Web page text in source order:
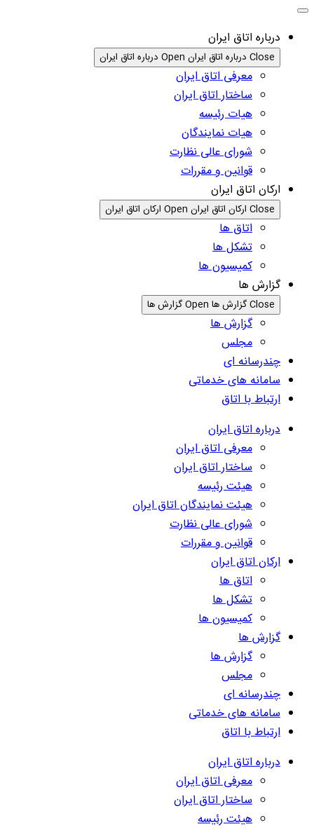
درباره اتاق ایران
Close درباره اتاق ایران Open درباره اتاق ایران
معرفی اتاق ایران
ساختار اتاق ایران
هیات رئیسه
هیات نمایندگان
شورای عالی نظارت
قوانین و مقررات
ارکان اتاق ایران
Close ارکان اتاق ایران Open ارکان اتاق ایران
اتاق ها
تشکل ها
کمیسیون ها
گزارش ها
Close گزارش ها Open گزارش ها
گزارش ها
مجلس
چندرسانه ای
سامانه های خدماتی
ارتباط با اتاق
درباره اتاق ایران
معرفی اتاق ایران
ساختار اتاق ایران
هیئت رئیسه
هیئت نمایندگان اتاق ایران
شورای عالی نظارت
قوانین و مقررات
ارکان اتاق ایران
اتاق ها
تشکل ها
کمیسیون ها
گزارش ها
گزارش ها
مجلس
چندرسانه ای
سامانه های خدماتی
ارتباط با اتاق
درباره اتاق ایران
معرفی اتاق ایران
ساختار اتاق ایران
هیئت رئیسه